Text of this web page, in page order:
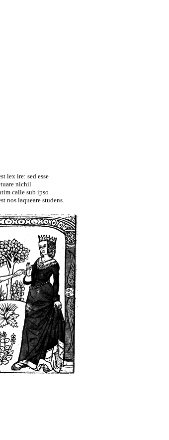
lex ire: sed esse
nichil
calle sub ipso
nos laqueare studens.